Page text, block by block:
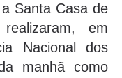
Santa Casa de
em
Nacional dos
manhã como